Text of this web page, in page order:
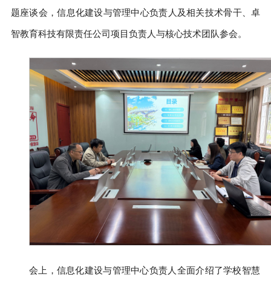
题座谈会，信息化建设与管理中心负责人及相关技术骨干、卓
智教育科技有限责任公司项目负责人与核心技术团队参会。
会上，信息化建设与管理中心负责人全面介绍了学校智慧